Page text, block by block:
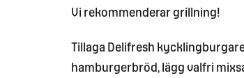
Vi rekommenderar grillning!
Tillaga Delifresh
hamburgerbröd, lägg valfri